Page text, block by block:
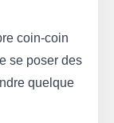
coin-coin
se poser des
quelque